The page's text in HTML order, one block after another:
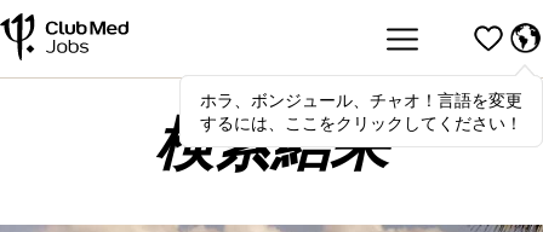
Hola,bonjour, ciao! To switch
languages, click here!
ホラ、ボンジュール、チャオ！言語を変更
するには、ここをクリックしてください！
検索結果